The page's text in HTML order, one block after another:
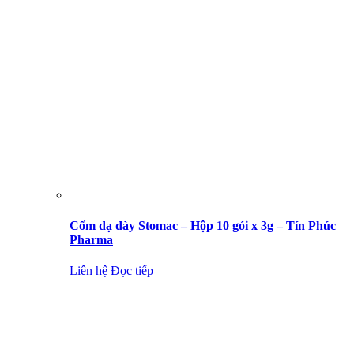
Cốm dạ dày Stomac – Hộp 10 gói x 3g – Tín Phúc
Pharma
Liên hệ Đọc tiếp